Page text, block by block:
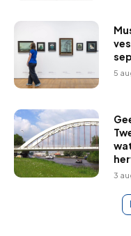
5
3